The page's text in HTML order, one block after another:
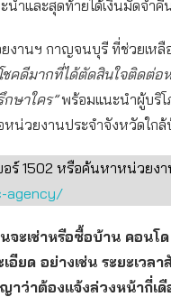
นำและสุดท้ายได้เงินมัดจำ
านฯ กาญจนบุรี ที่ช่วยเหลื
ชคดีมากที่ได้ตัดสินใจติดต่อ
ษาใคร”พร้อมแนะนำผู้บริโ
หน่วยงานประจำจังหวัดใก
อร์ 1502 หรือค้นหาหน่วยง
agency/
จะเช่าหรือซื้อบ้าน คอนโ
อียด อย่างเช่น ระยะเว
าว่าต้องแจ้งล่วงหน้ากี่เ